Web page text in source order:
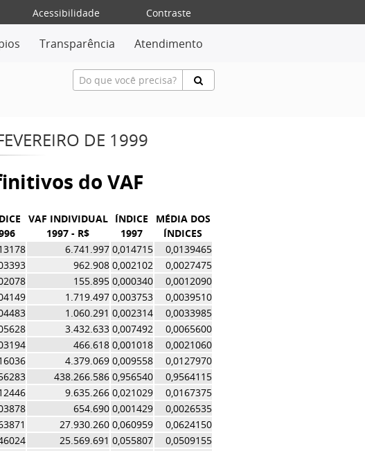
Acessibilidade
Contraste
Transparência Atendimento
DE 1999
do VAF
VAF INDIVIDUAL
1997 - R$
ÍNDICE
1997
MÉDIA DOS
ÍNDICES
6.741.997 0,014715
0,0139465
962.908 0,002102
0,0027475
155.895 0,000340
0,0012090
1.719.497 0,003753
0,0039510
1.060.291 0,002314
0,0033985
3.432.633 0,007492
0,0065600
466.618 0,001018
0,0021060
4.379.069 0,009558
0,0127970
438.266.586 0,956540
0,9564115
9.635.266 0,021029
0,0167375
654.690 0,001429
0,0026535
27.930.260 0,060959
0,0624150
25.569.691 0,055807
0,0509155